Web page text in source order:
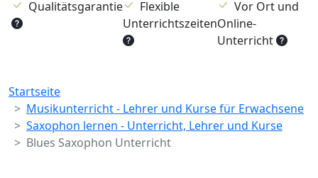
Qualitätsgarantie
Flexible
Unterrichtszeiten
Vor Ort und
Online-
Unterricht
Breadcrumb
Startseite
Musikunterricht - Lehrer und Kurse für Erwachsene
Saxophon lernen - Unterricht, Lehrer und Kurse
Blues Saxophon Unterricht